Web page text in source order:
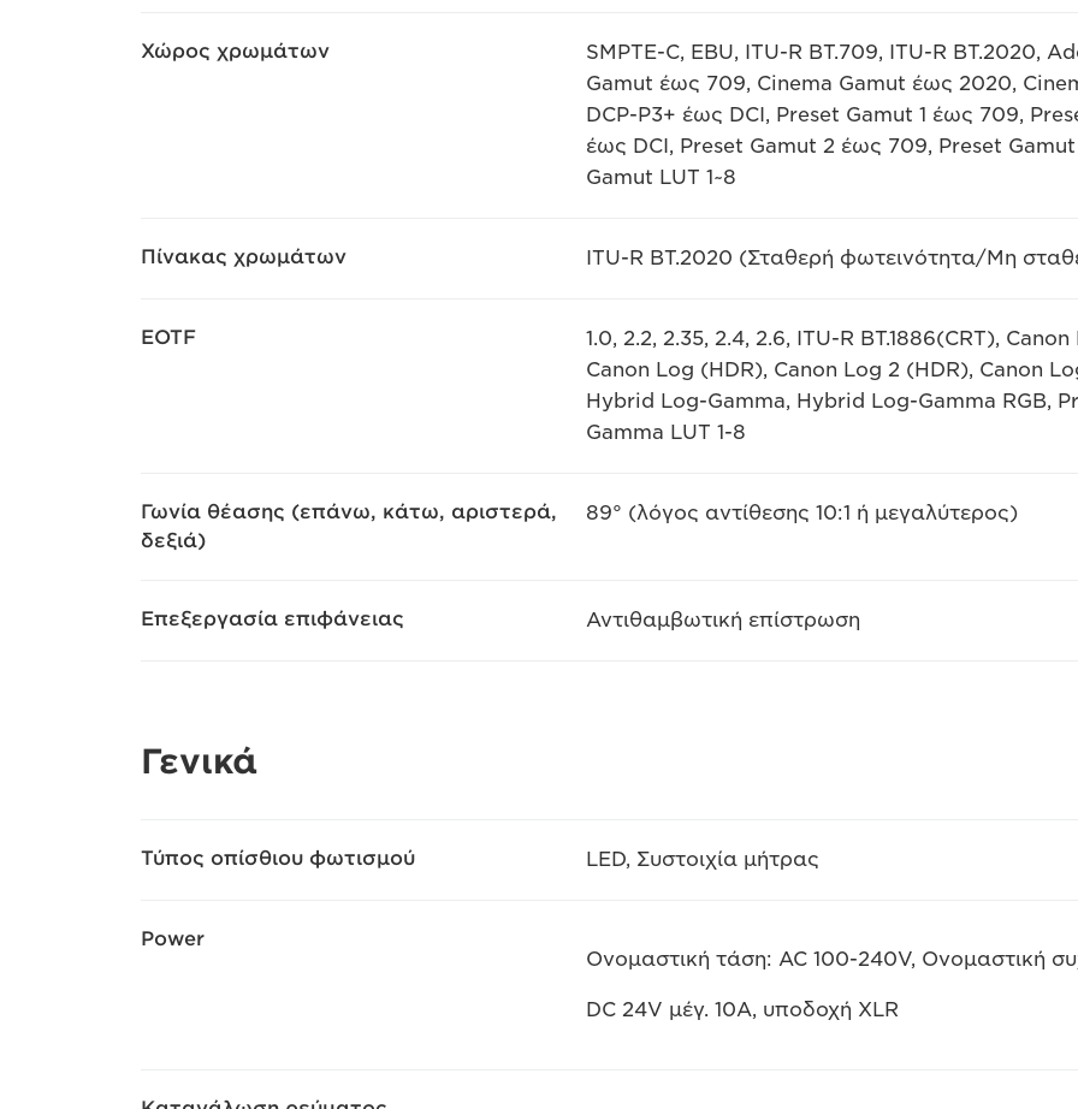
Χώρος χρωμάτων
SMPTE-C, EBU, ITU-R BT.709, ITU-R BT.2020,
Gamut έως 709, Cinema Gamut έως 2020,
DCP-P3+ έως DCI, Preset Gamut 1 έως 709,
έως DCI, Preset Gamut 2 έως 709, Preset
Gamut LUT 1~8
Πίνακας χρωμάτων ITU-R BT.2020 (Σταθερή φωτεινότητα/Μη
EOTF
1.0, 2.2, 2.35, 2.4, 2.6, ITU-R BT.1886(CRT),
Canon Log (HDR), Canon Log 2 (HDR), Canon
Hybrid Log-Gamma, Hybrid Log-Gamma RGB,
Gamma LUT 1-8
Γωνία θέασης (επάνω, κάτω, αριστερά,
δεξιά)
89° (λόγος αντίθεσης 10:1 ή μεγαλύτερος)
Επεξεργασία επιφάνειας Αντιθαμβωτική επίστρωση
Γενικά
Τύπος οπίσθιου φωτισμού LED, Συστοιχία μήτρας
Power
Ονομαστική τάση: AC 100-240V, Ονομαστική
DC 24V μέγ. 10A, υποδοχή XLR